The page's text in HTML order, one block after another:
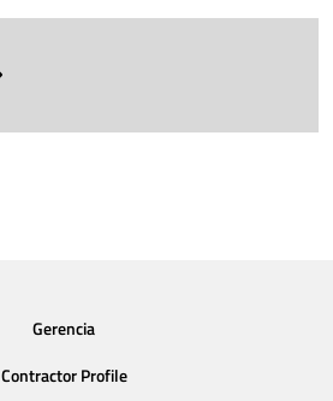
Gerencia
Contractor Profile